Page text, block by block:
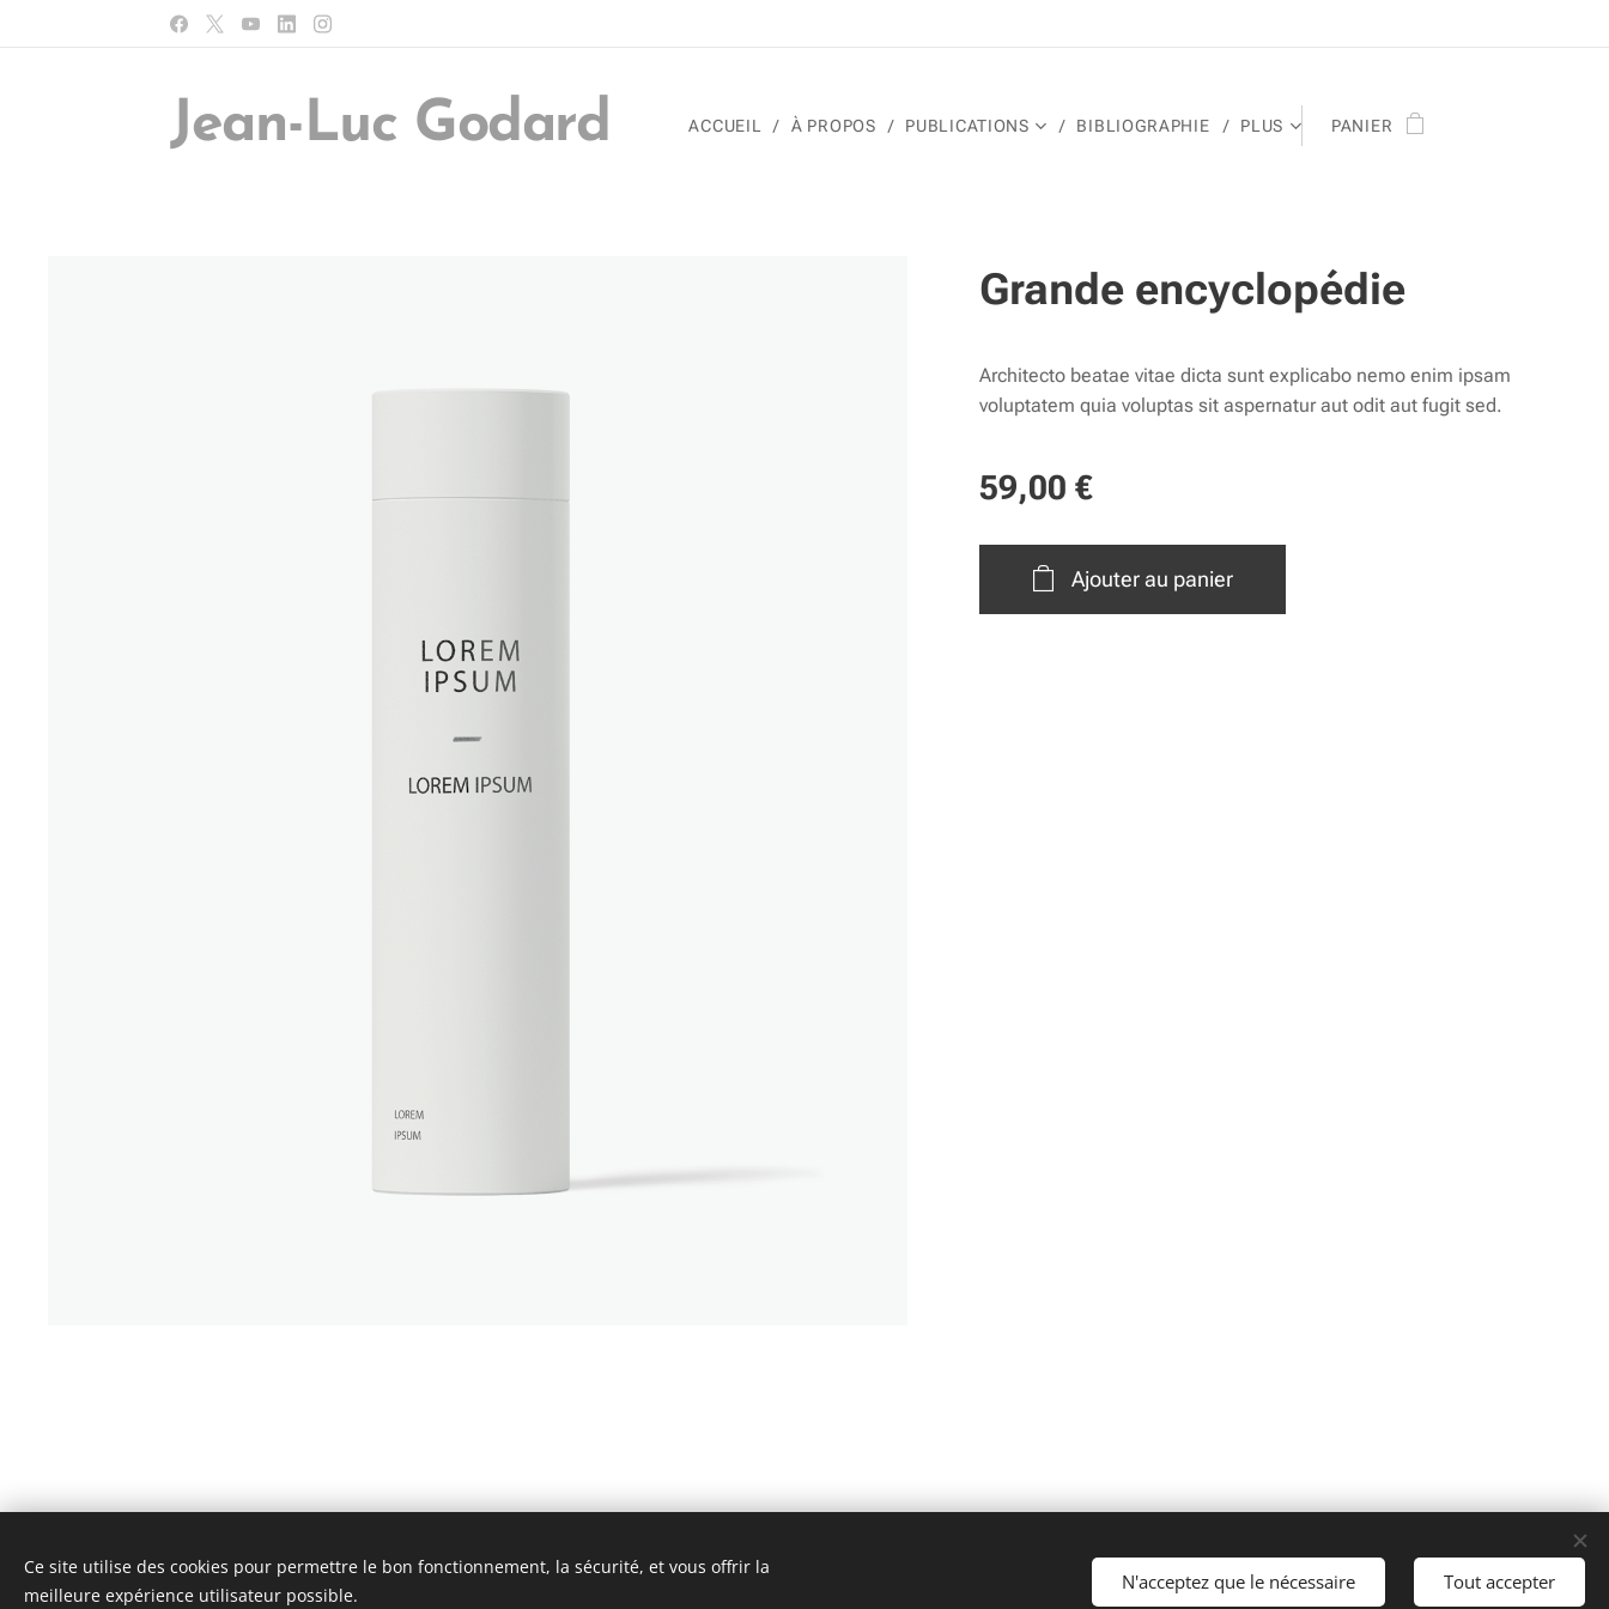
Jean-Luc Godard ACCUEIL À PROPOS PUBLICATIONS BIBLIOGRAPHIE PLUS PANIER
Grande encyclopédie
Architecto beatae vitae dicta sunt explicabo nemo enim ipsam
voluptatem quia voluptas sit aspernatur aut odit aut fugit sed.
59,00 €
Ajouter au panier
© 2022 Jean-Luc Godard
Ce site utilise des cookies pour permettre le bon fonctionnement, la sécurité, et vous offrir la
meilleure expérience utilisateur possible.
N'acceptez que le nécessaire Tout accepter